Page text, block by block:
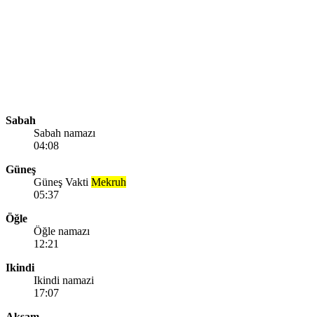
Sabah
Sabah namazı
04:08
Güneş
Güneş Vakti Mekruh
05:37
Öğle
Öğle namazı
12:21
Ikindi
Ikindi namazi
17:07